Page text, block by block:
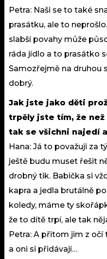
Petra: Naši se to také
prasátku, ale to
slabší povahy může
ráda jídlo a to prasátko
Samozřejmě na druhou
dobrý.
Jak jste jako děti
trpěly jste tím, že
tak se všichni najedí
Hana: Já to považuji za
ještě budu muset řešit
drobný tik. Babička si
kapra a jedla brutálně
koledy, máme ty
že to dítě trpí, ale tak
Petra: A přitom jim z
a oni si přidávají…